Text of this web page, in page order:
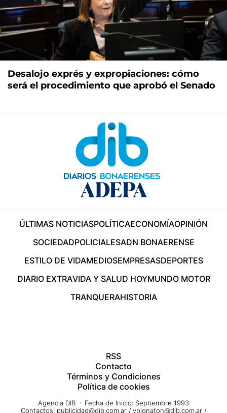
Desalojo exprés y expropiaciones: cómo
será el procedimiento que aprobó el Senado
ÚLTIMAS NOTICIASPOLÍTICAECONOMÍAOPINIÓN
SOCIEDADPOLICIALESADN BONAERENSE
ESTILO DE VIDAMEDIOSEMPRESASDEPORTES
DIARIO EXTRAVIDA Y SALUD HOYMUNDO MOTOR
TRANQUERAHISTORIA
RSS
Contacto
Términos y Condiciones
Política de cookies
Agencia DIB - Fecha de Inicio: Septiembre 1993
Contactos: publicidad@dib.com.ar / vpignaton@dib.com.ar /